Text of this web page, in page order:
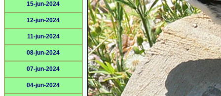
15-jun-2024
12-jun-2024
11-jun-2024
08-jun-2024
07-jun-2024
04-jun-2024